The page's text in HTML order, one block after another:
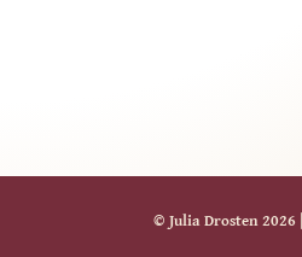
© Julia Drosten 2026